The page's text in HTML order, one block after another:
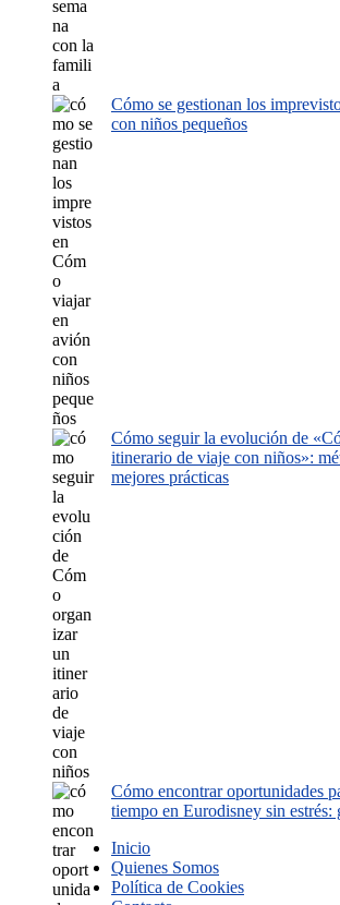
Cómo se gestionan los
con niños pequeños
Cómo seguir la evolución de
itinerario de viaje con niños»:
mejores prácticas
Cómo encontrar oportunidades
tiempo en Eurodisney sin estrés:
Inicio
Quienes Somos
Política de Cookies